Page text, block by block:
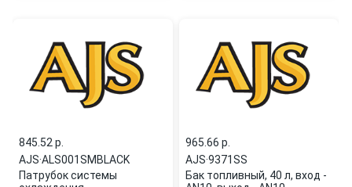
845.52 p.
AJS·ALS001SMBLACK
Патрубок системы
965.66 p.
AJS·9371SS
Бак топливный, 40 л, вход -